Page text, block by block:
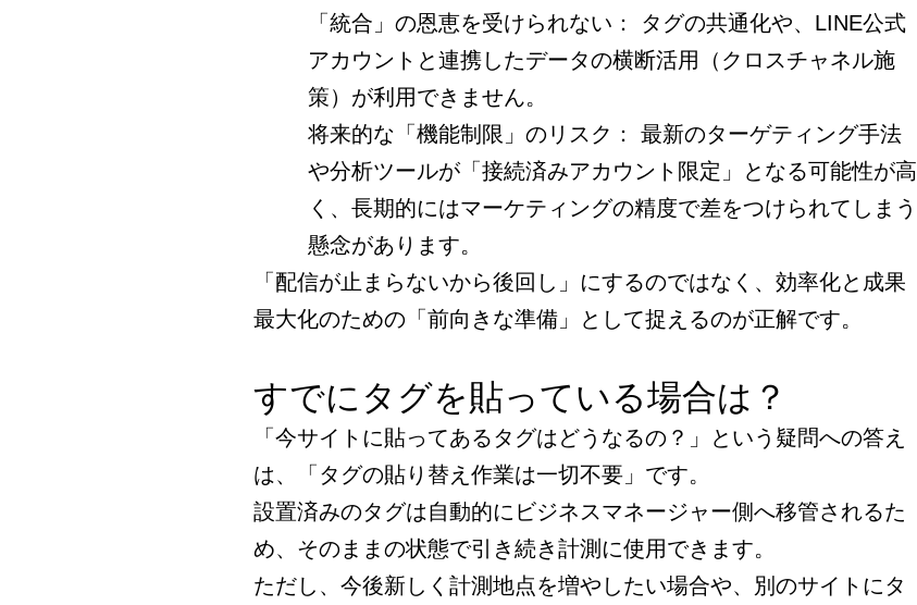
「統合」の恩恵を受けられない： タグの共通化や、LINE公式
アカウントと連携したデータの横断活用（クロスチャネル施
策）が利用できません。
将来的な「機能制限」のリスク： 最新のターゲティング手法
や分析ツールが「接続済みアカウント限定」となる可能性が高
く、長期的にはマーケティングの精度で差をつけられてしまう
懸念があります。
「配信が止まらないから後回し」にするのではなく、効率化と成果
最大化のための「前向きな準備」として捉えるのが正解です。
すでにタグを貼っている場合は？
「今サイトに貼ってあるタグはどうなるの？」という疑問への答え
は、「タグの貼り替え作業は一切不要」です。
設置済みのタグは自動的にビジネスマネージャー側へ移管されるた
め、そのままの状態で引き続き計測に使用できます。
ただし、今後新しく計測地点を増やしたい場合や、別のサイトにタ